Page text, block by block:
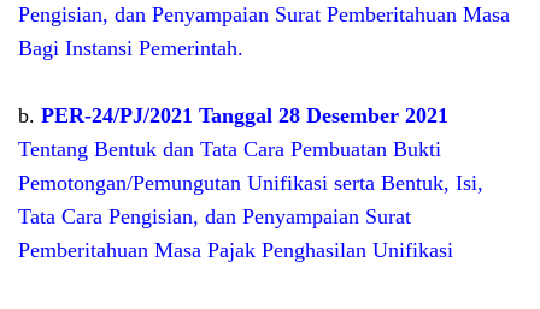
Pengisian, dan Penyampaian Surat Pemberitahuan Masa
Bagi Instansi Pemerintah.
b. PER-24/PJ/2021 Tanggal 28 Desember 2021
Tentang Bentuk dan Tata Cara Pembuatan Bukti
Pemotongan/Pemungutan Unifikasi serta Bentuk, Isi,
Tata Cara Pengisian, dan Penyampaian Surat
Pemberitahuan Masa Pajak Penghasilan Unifikasi